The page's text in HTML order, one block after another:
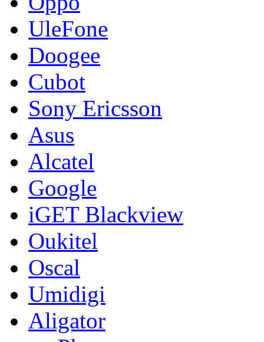
UleFone
Doogee
Cubot
Sony Ericsson
Asus
Alcatel
Google
iGET Blackview
Oukitel
Oscal
Umidigi
Aligator